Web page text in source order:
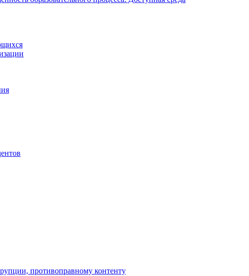
противоправному контенту